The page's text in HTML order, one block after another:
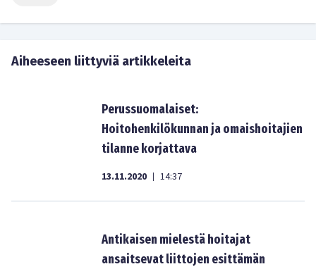
Aiheeseen liittyviä artikkeleita
Perussuomalaiset:
Hoitohenkilökunnan ja omaishoitajien
tilanne korjattava
13.11.2020 | 14:37
Antikaisen mielestä hoitajat
ansaitsevat liittojen esittämän